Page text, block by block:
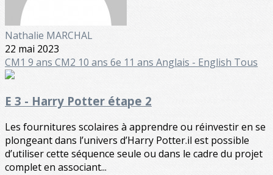
Nathalie MARCHAL
22 mai 2023
CM1 9 ans CM2 10 ans 6e 11 ans Anglais - English Tous
E 3 - Harry Potter étape 2
Les fournitures scolaires à apprendre ou réinvestir en se
plongeant dans l’univers d’Harry Potter.il est possible
d’utiliser cette séquence seule ou dans le cadre du projet
complet en associant...